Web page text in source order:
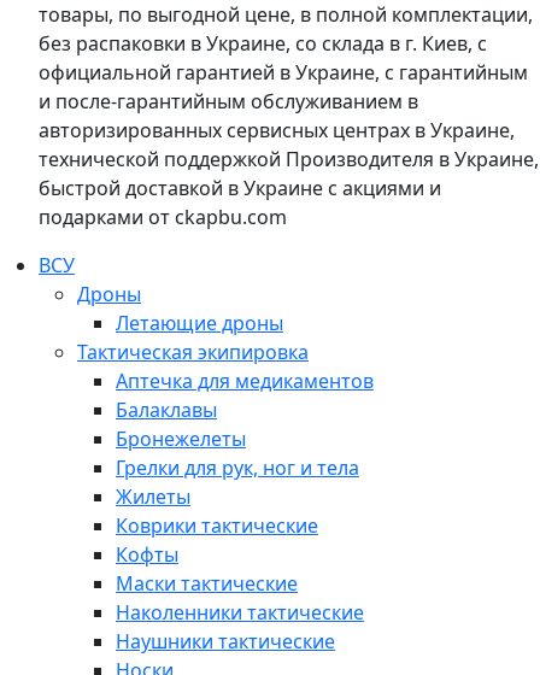
товары, по выгодной цене, в полной комплектации,
без распаковки в Украине, со склада в г. Киев, с
официальной гарантией в Украине, с гарантийным
и после-гарантийным обслуживанием в
авторизированных сервисных центрах в Украине,
технической поддержкой Производителя в Украине,
быстрой доставкой в Украине с акциями и
подарками от ckapbu.com
ВСУ
Дроны
Летающие дроны
Тактическая экипировка
Аптечка для медикаментов
Балаклавы
Бронежелеты
Грелки для рук, ног и тела
Жилеты
Коврики тактические
Кофты
Маски тактические
Наколенники тактические
Наушники тактические